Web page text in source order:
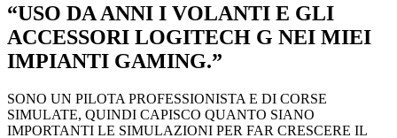
“USO DA ANNI I VOLANTI E GLI
ACCESSORI LOGITECH G NEI MIEI
IMPIANTI GAMING.”
SONO UN PILOTA PROFESSIONISTA E DI CORSE
SIMULATE, QUINDI CAPISCO QUANTO SIANO
IMPORTANTI LE SIMULAZIONI PER FAR CRESCERE IL